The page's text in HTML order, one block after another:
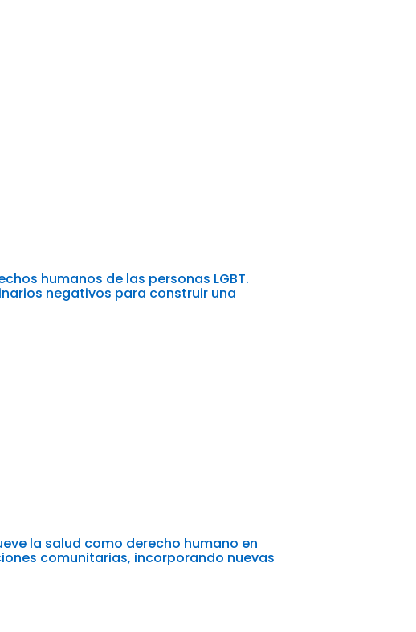
humanos de las personas LGBT.
negativos para construir una
la salud como derecho humano en
comunitarias, incorporando nuevas